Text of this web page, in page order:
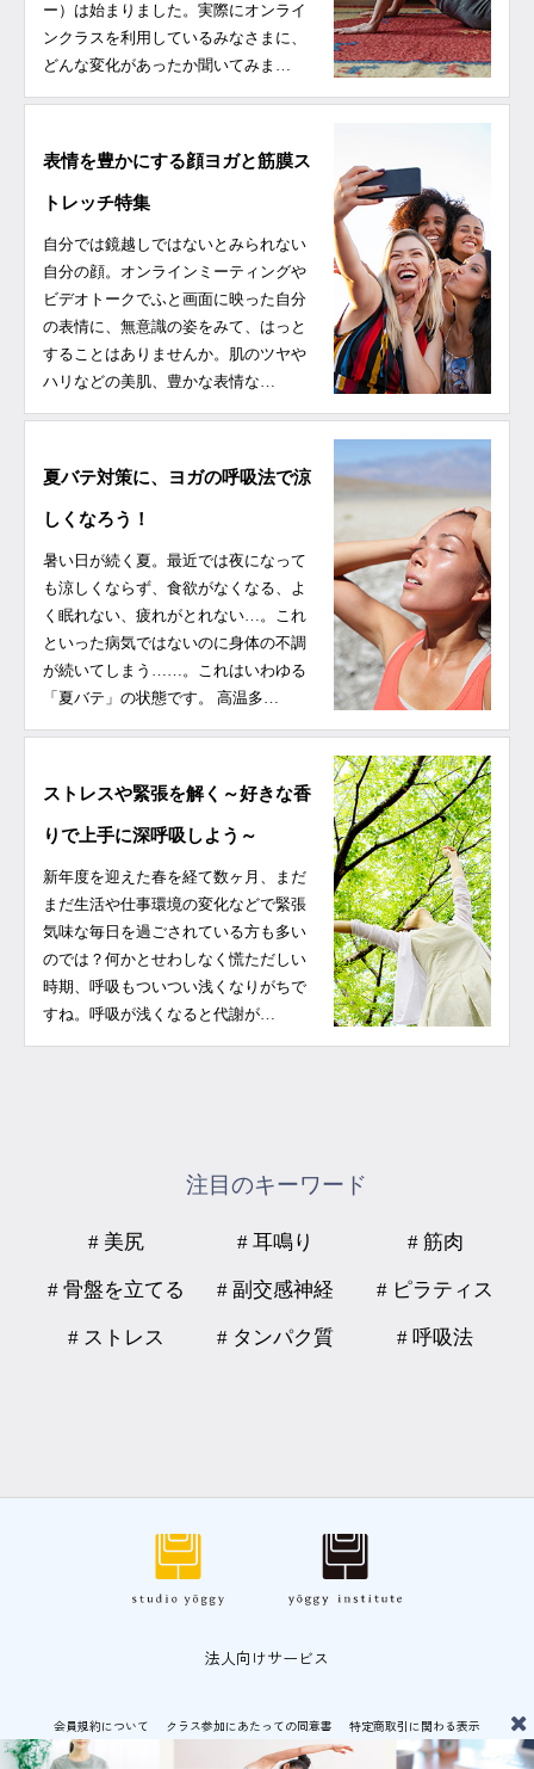
ー）は始まりました。実際にオンライ
ンクラスを利用しているみなさまに、
どんな変化があったか聞いてみま…
表情を豊かにする顔ヨガと筋膜ス
トレッチ特集
自分では鏡越しではないとみられない
自分の顔。オンラインミーティングや
ビデオトークでふと画面に映った自分
の表情に、無意識の姿をみて、はっと
することはありませんか。肌のツヤや
ハリなどの美肌、豊かな表情な…
夏バテ対策に、ヨガの呼吸法で涼
しくなろう！
暑い日が続く夏。最近では夜になって
も涼しくならず、食欲がなくなる、よ
く眠れない、疲れがとれない…。これ
といった病気ではないのに身体の不調
が続いてしまう……。これはいわゆる
「夏バテ」の状態です。 高温多…
ストレスや緊張を解く～好きな香
りで上手に深呼吸しよう～
新年度を迎えた春を経て数ヶ月、まだ
まだ生活や仕事環境の変化などで緊張
気味な毎日を過ごされている方も多い
のでは？何かとせわしなく慌ただしい
時期、呼吸もついつい浅くなりがちで
すね。呼吸が浅くなると代謝が…
注目のキーワード
# 美尻 # 耳鳴り # 筋肉
# 骨盤を立てる # 副交感神経 # ピラティス
# ストレス # タンパク質 # 呼吸法
法人向けサービス
会員規約について クラス参加にあたっての同意書
特定商取引に関わる表示
プライバシーポリシー